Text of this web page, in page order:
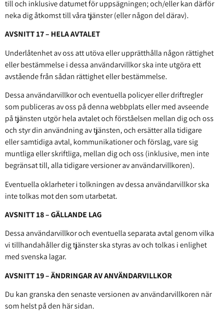
till och inklusive datumet för uppsägningen; och/eller kan därför
neka dig åtkomst till våra tjänster (eller någon del därav).
AVSNITT 17 – HELA AVTALET
Underlåtenhet av oss att utöva eller upprätthålla någon rättighet
eller bestämmelse i dessa användarvillkor ska inte utgöra ett
avstående från sådan rättighet eller bestämmelse.
Dessa användarvillkor och eventuella policyer eller driftregler
som publiceras av oss på denna webbplats eller med avseende
på tjänsten utgör hela avtalet och förståelsen mellan dig och oss
och styr din användning av tjänsten, och ersätter alla tidigare
eller samtidiga avtal, kommunikationer och förslag, vare sig
muntliga eller skriftliga, mellan dig och oss (inklusive, men inte
begränsat till, alla tidigare versioner av användarvillkoren).
Eventuella oklarheter i tolkningen av dessa användarvillkor ska
inte tolkas mot den som utarbetat.
AVSNITT 18 – GÄLLANDE LAG
Dessa användarvillkor och eventuella separata avtal genom vilka
vi tillhandahåller dig tjänster ska styras av och tolkas i enlighet
med svenska lagar.
AVSNITT 19 – ÄNDRINGAR AV ANVÄNDARVILLKOR
Du kan granska den senaste versionen av användarvillkoren när
som helst på den här sidan.